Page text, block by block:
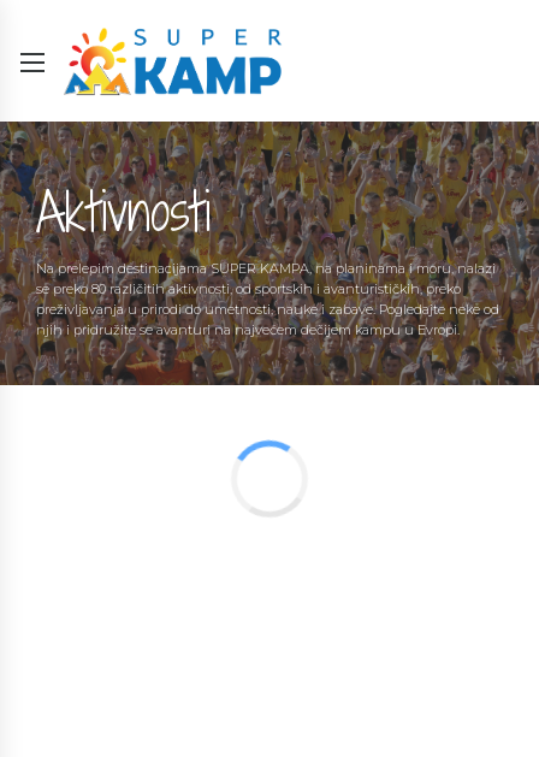
Aktivnosti
Na prelepim destinacijama SUPER KAMPA, na planinama i moru, nalazi
se preko 80 različitih aktivnosti, od sportskih i avanturističkih, preko
preživljavanja u prirodi do umetnosti, nauke i zabave. Pogledajte neke od
njih i pridružite se avanturi na najvećem dečijem kampu u Evropi.